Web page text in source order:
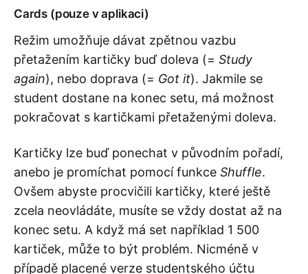
Cards (pouze v aplikaci)
Režim umožňuje dávat zpětnou vazbu
přetažením kartičky buď doleva (= Study
again), nebo doprava (= Got it). Jakmile se
student dostane na konec setu, má možnost
pokračovat s kartičkami přetaženými doleva.
Kartičky lze buď ponechat v původním pořadí,
anebo je promíchat pomocí funkce Shuffle.
Ovšem abyste procvičili kartičky, které ještě
zcela neovládáte, musíte se vždy dostat až na
konec setu. A když má set například 1 500
kartiček, může to být problém. Nicméně v
případě placené verze studentského účtu